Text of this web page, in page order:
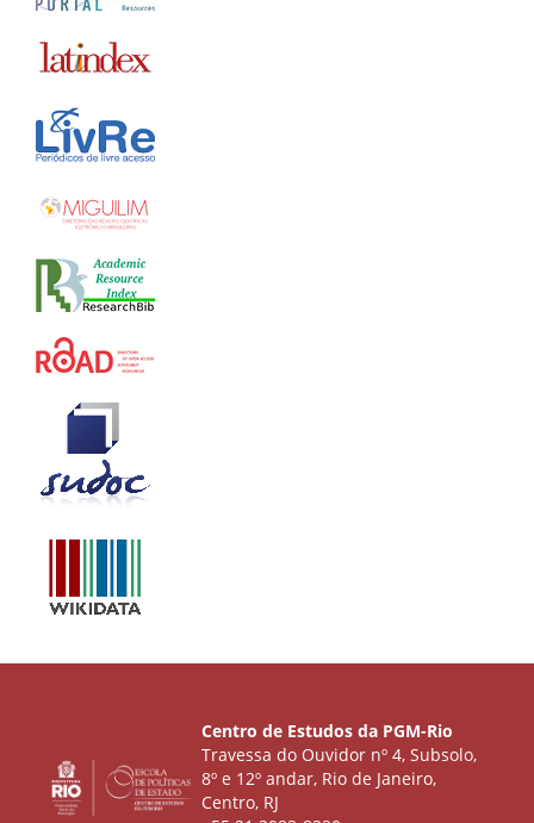
Centro de Estudos da PGM-Rio
Travessa do Ouvidor nº 4, Subsolo,
8º e 12º andar, Rio de Janeiro,
Centro, RJ